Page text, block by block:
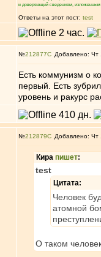
и доверяющий сведениям, изложенным
Ответы на этот пост: test
№212877 Добавлено: Чт
Есть коммунизм о
первый. Есть
уровень и ракурс
№212879 Добавлено: Чт
Кира пишет:
test
Цитата:
Человек
атомной
О таком